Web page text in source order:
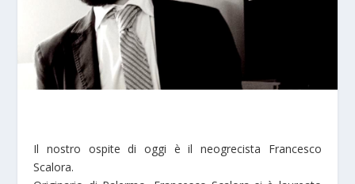
Il nostro ospite di oggi è il neogrecista Francesco
Scalora.